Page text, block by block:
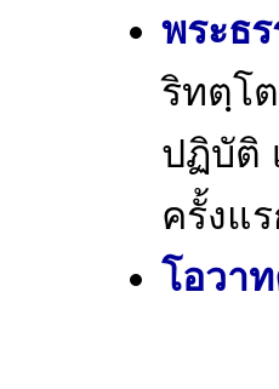
พระธ
ริทตฺโ
ปฏิบัติ
ครั้งแ
โอวา